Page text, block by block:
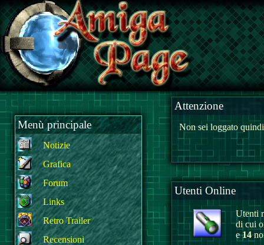
Menù principale
Notizie
Grafica
Forum
Links
Retro Trailer
Recensioni
Attenzione
Non sei loggato
Utenti Online
Utenti
di cui
e14